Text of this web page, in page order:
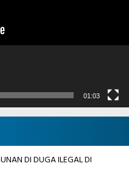
01:03
DI DUGA ILEGAL DI